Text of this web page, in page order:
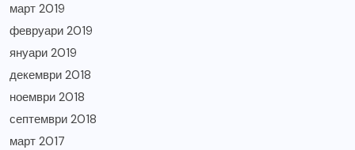
март 2019
февруари 2019
януари 2019
декември 2018
ноември 2018
септември 2018
март 2017